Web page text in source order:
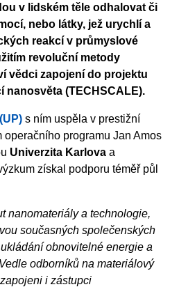
v lidském těle odhalovat či
nebo látky, jež urychlí a
reakcí v průmyslové
revoluční metody
vědci zapojení do projektu
nanosvěta (TECHSCALE).
s ním uspěla v prestižní
programu Jan Amos
Univerzita Karlova a
získal podporu téměř půl
nanomateriály a technologie,
současných společenských
obnovitelné energie a
odborníků na materiálový
i zástupci